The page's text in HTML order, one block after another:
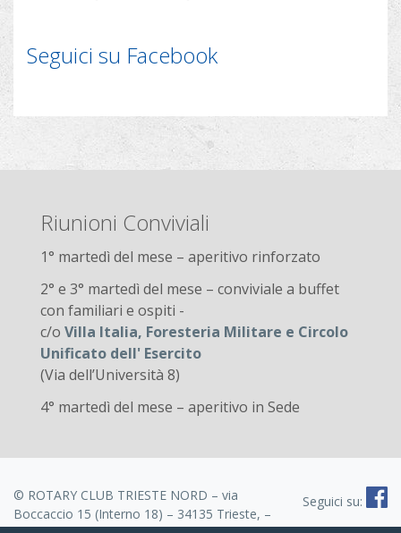
Seguici su Facebook
Riunioni Conviviali
1° martedì del mese – aperitivo rinforzato
2° e 3° martedì del mese – conviviale a buffet
con familiari e ospiti -
c/o Villa Italia, Foresteria Militare e Circolo
Unificato dell' Esercito
(Via dell’Università 8)
4° martedì del mese – aperitivo in Sede
Seguici su:
© ROTARY CLUB TRIESTE NORD – via
Boccaccio 15 (Interno 18) – 34135 Trieste, –